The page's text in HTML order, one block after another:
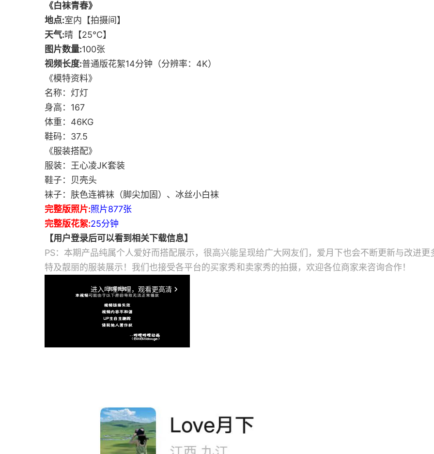
《白袜青春》
地点:室内【拍摄间】
天气:晴【25℃】
图片数量:100张
视频长度:普通版花絮14分钟（分辨率：4K）
《模特资料》
名称：灯灯
身高：167
体重：46KG
鞋码：37.5
《服装搭配》
服装：王心凌JK套装
鞋子：贝壳头
袜子：肤色连裤袜（脚尖加固）、冰丝小白袜
完整版照片:照片877张
完整版花絮:25分钟
【用户登录后可以看到相关下载信息】
PS：本期产品纯属个人爱好而搭配展示，很高兴能呈现给广大网友们，爱月下也会不断更新与改进更
特及靓丽的服装展示！我们也接受各平台的买家秀和卖家秀的拍摄，欢迎各位商家来咨询合作！